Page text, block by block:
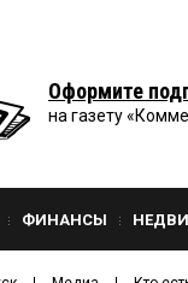
Оформите
на газету
ФИНАНСЫ